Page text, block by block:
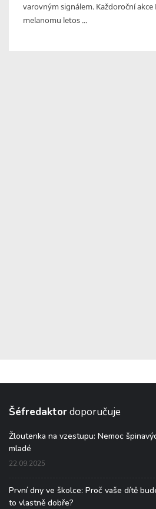
varovným signálem. Každoroční akce
melanomu letos ...
Šéfredaktordoporučuje
Žloutenka na vzestupu: Nemoc
mladé
22.09.2025
První dny ve školce: Proč vaše dítě
to vlastně dobře?